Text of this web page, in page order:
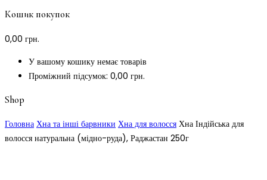
Кошик покупок
0,00 грн.
У вашому кошику немає товарів
Проміжний підсумок: 0,00 грн.
Shop
Головна Хна та інші барвники Хна для волосся Хна Індійська для
волосся натуральна (мідно-руда), Раджастан 250г